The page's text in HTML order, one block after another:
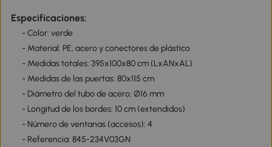
Especificaciones:
- Color: verde
- Material: PE, acero y conectores de plástico
- Medidas totales: 395x100x80 cm (LxANxAL)
- Medidas de las puertas: 80x115 cm
- Diámetro del tubo de acero: Ø16 mm
- Longitud de los bordes: 10 cm (extendidos)
- Número de ventanas (accesos): 4
- Referencia: 845-234V03GN